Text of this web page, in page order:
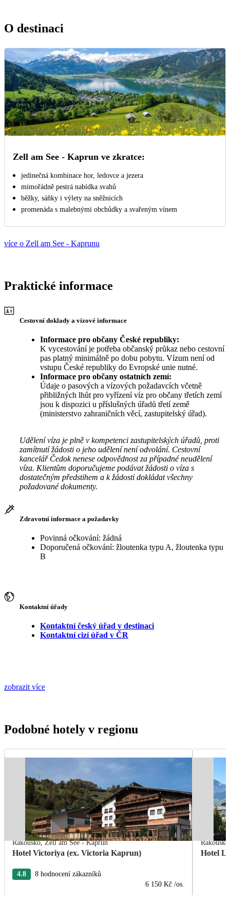
O destinaci
Zell am See - Kaprun ve zkratce:
jedinečná kombinace hor, ledovce a jezera
mimořádně pestrá nabídka svahů
běžky, sáňky i výlety na sněžnicích
promenáda s malebnými obchůdky a svařeným vínem
více o Zell am See - Kaprunu
Praktické informace
Cestovní doklady a vízové informace
Informace pro občany České republiky:
K vycestování je potřeba občanský průkaz nebo cestovní
pas platný minimálně po dobu pobytu. Vízum není od
vstupu České republiky do Evropské unie nutné.
Informace pro občany ostatních zemí:
Údaje o pasových a vízových požadavcích včetně
přibližných lhůt pro vyřízení víz pro občany třetích zemí
jsou k dispozici u příslušných úřadů třetí země
(ministerstvo zahraničních věcí, zastupitelský úřad).
Udělení víza je plně v kompetenci zastupitelských úřadů, proti
zamítnutí žádosti o jeho udělení není odvolání. Cestovní
kancelář Čedok nenese odpovědnost za případné neudělení
víza. Klientům doporučujeme podávat žádosti o víza s
dostatečným předstihem a k žádosti dokládat všechny
požadované dokumenty.
Zdravotní informace a požadavky
Povinná očkování: žádná
Doporučená očkování: žloutenka typu A, žloutenka typu
B
Kontaktní úřady
Kontaktní český úřad v destinaci
Kontaktní cizí úřad v ČR
zobrazit více
Podobné hotely v regionu
Rakousko,Zell am See - Kaprun
Hotel Victoriya (ex. Victoria Kaprun)
4.8
8 hodnocení zákazníků
6 150 Kč /os.
Rakousko
Hotel